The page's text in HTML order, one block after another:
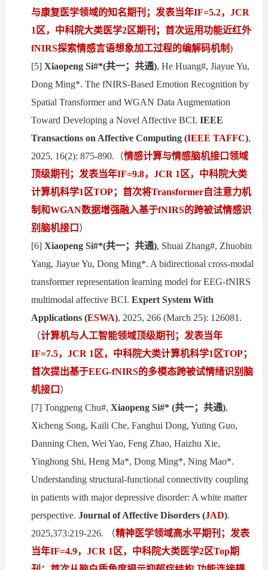
与康复医学领域的知名期刊；发表当年IF=5.2，JCR
1区，中科院大类医学2区期刊；首次运用功能近红外
fNIRS探索情感言语想象加工过程的编解码机制)
[5] Xiaopeng Si#*(共一；共通), He Huang#, Jiayue Yu,
Dong Ming*. The fNIRS-Based Emotion Recognition by
Spatial Transformer and WGAN Data Augmentation
Toward Developing a Novel Affective BCI. IEEE
Transactions on Affective Computing(IEEE TAFFC),
2025, 16(2): 875-890.（情感计算与情感脑机接口领域
顶级期刊；发表当年IF=9.8，JCR 1区，中科院大类
计算机科学1区TOP；首次将Transformer自注意力机
制和WGAN数据增强融入基于fNIRS的跨被试情感识
别脑机接口 ）
[6] XiaopengSi#*(共一；共通), Shuai Zhang#, Zhuobin
Yang, Jiayue Yu, Dong Ming*. A bidirectional cross-modal
transformer representation learning model for EEG-fNIRS
multimodal affective BCI. Expert SystemWith
Applications(ESWA), 2025, 266 (March 25): 126081.
（计算机与人工智能领域顶级期刊 ；发表当年
IF=7.5，JCR 1区，中科院大类计算机科学1区TOP；
首次提出基于EEG-fNIRS的多模态跨被试情绪识别脑
机接口 ）
[7] Tongpeng Chu#, Xiaopeng Si#* (共一；共通),
Xicheng Song, Kaili Che, Fanghui Dong, Yuting Guo,
Danning Chen, Wei Yao, Feng Zhao, Haizhu Xie,
Yinghong Shi, Heng Ma*, Dong Ming*, Ning Mao*.
Understanding structural-functional connectivity coupling
in patients with major depressive disorder: A white matter
perspective. Journal of Affective Disorders (JAD).
2025,373:219-226. （精神医学领域高水平期刊；发表
当年IF=4.9，JCR 1区，中科院大类医学2区Top期